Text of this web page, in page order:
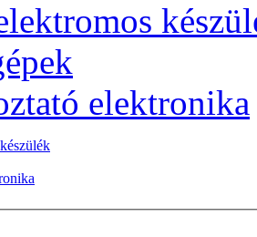
elektronika